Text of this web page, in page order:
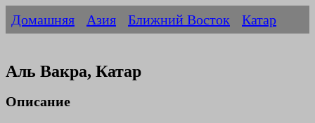
Домашняя Азия Ближний Восток Катар
Аль Вакра, Катар
Описание